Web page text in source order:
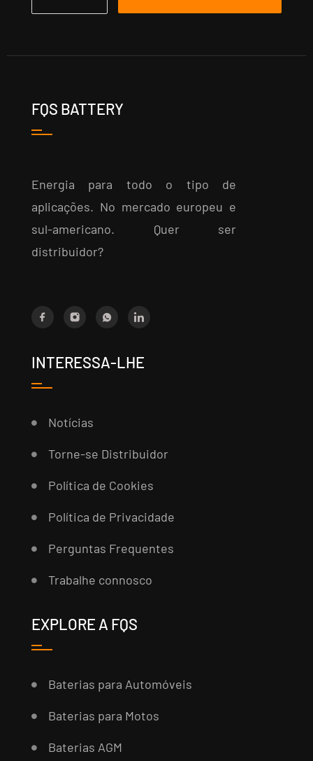
FQS BATTERY
Energia para todo o tipo de
aplicações. No mercado europeu e
sul-americano. Quer ser
distribuidor?
INTERESSA-LHE
Notícias
Torne-se Distribuidor
Política de Cookies
Política de Privacidade
Perguntas Frequentes
Trabalhe connosco
EXPLORE A FQS
Baterias para Automóveis
Baterias para Motos
Baterias AGM